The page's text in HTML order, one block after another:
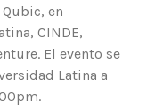
en
CINDE,
El evento se
Latina a